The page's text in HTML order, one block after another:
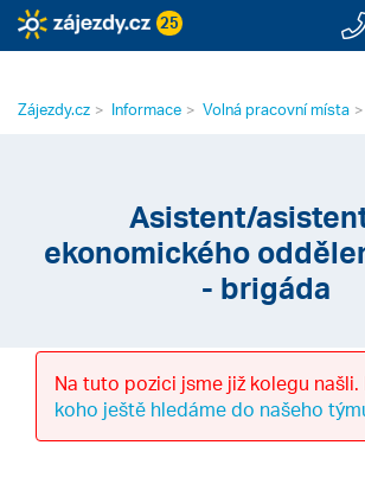
25
Zájezdy.cz Informace Volná pracovní místa
Asistent/
ekonomického
- brigáda
Na tuto pozici jsme již kolegu našli.
koho ještě hledáme do našeho